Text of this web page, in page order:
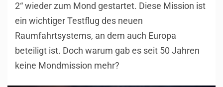
2“ wieder zum Mond gestartet. Diese Mission ist
ein wichtiger Testflug des neuen
Raumfahrtsystems, an dem auch Europa
beteiligt ist. Doch warum gab es seit 50 Jahren
keine Mondmission mehr?